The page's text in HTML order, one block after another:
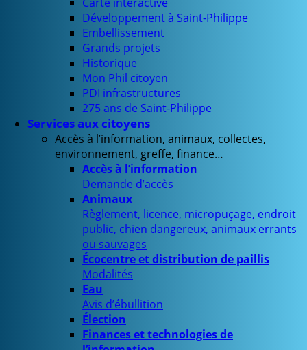
Développement à Saint-Philippe
Embellissement
Grands projets
Historique
Mon Phil citoyen
PDI infrastructures
275 ans de Saint-Philippe
Services aux citoyens
Accès à l’information, animaux, collectes,
environnement, greffe, finance…
Accès à l’information
Demande d’accès
Animaux
Règlement, licence, micropuçage, endroit
public, chien dangereux, animaux errants
ou sauvages
Écocentre et distribution de paillis
Modalités
Eau
Avis d’ébullition
Élection
Finances et technologies de